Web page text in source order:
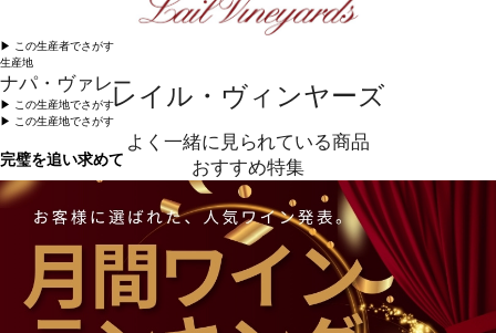
レイル・ヴィンヤーズ
完璧を追い求めて
エクセレンスの追及には時間を要します。そして完璧を追及することは、全く異なる探求であり、
仮に完璧の実現が可能であるとしても、それは、世代を通して達成されるものです。恐れることな
く挑戦すること、並はずれた知識、芸術的想像力が必要となります。ナパ・ヴァレーの歴史を通し
て、レイル・ヴィンヤーズが擬人化したような美、エレガンス、質を表現できたワインは数本しか
ありません。私どものワインは、ナパ・ヴァレーでワイン醸造の知識を、身を持って得た4世代以上
のレガシーに由来します。レガシーは今日、ワイナリーの不動の羅針盤の役目を果たしています。
▶︎ この生産者でさがす
生産地
ナパ・ヴァレー
▶︎ この生産地でさがす
▶︎ この生産地でさがす
よく一緒に見られている商品
おすすめ特集